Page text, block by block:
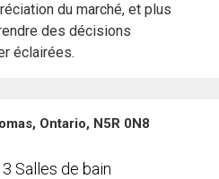
du marché, et plus
des décisions
éclairées.
Ontario, N5R 0N8
3 Salles de bain